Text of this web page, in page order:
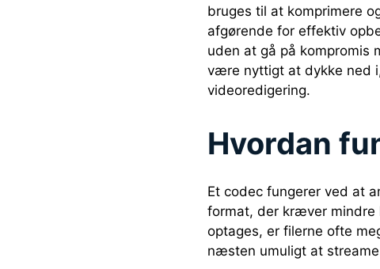
bruges til at komprimere
afgørende for effektiv
uden at gå på
være nyttigt at dykke ned
videoredigering.
Hvordan
Et codec fungerer ved at
format, der kræver mindre
optages, er filerne ofte
næsten umuligt at